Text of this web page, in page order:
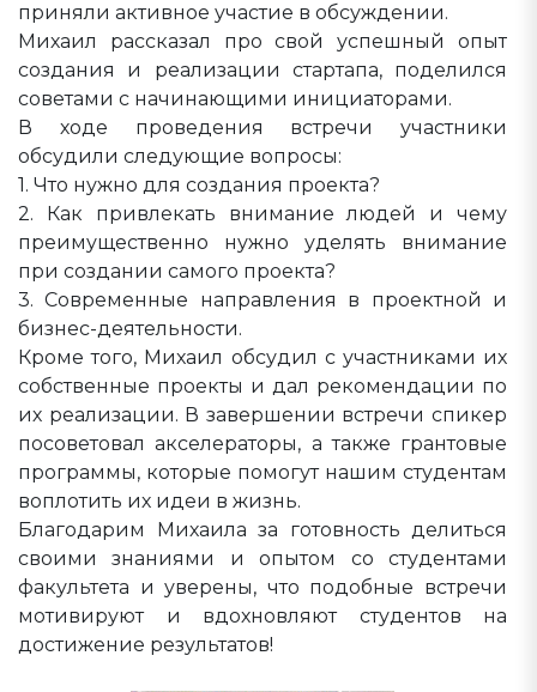
приняли активное участие в обсуждении.
Михаил рассказал про свой успешный опыт
создания и реализации стартапа, поделился
советами с начинающими инициаторами.
В ходе проведения встречи участники
обсудили следующие вопросы:
1. Что нужно для создания проекта?
2. Как привлекать внимание людей и чему
преимущественно нужно уделять внимание
при создании самого проекта?
3. Современные направления в проектной и
бизнес-деятельности.
Кроме того, Михаил обсудил с участниками их
собственные проекты и дал рекомендации по
их реализации. В завершении встречи спикер
посоветовал акселераторы, а также грантовые
программы, которые помогут нашим студентам
воплотить их идеи в жизнь.
Благодарим Михаила за готовность делиться
своими знаниями и опытом со студентами
факультета и уверены, что подобные встречи
мотивируют и вдохновляют студентов на
достижение результатов!